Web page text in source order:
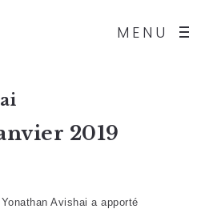
MENU
2019
Avishai a apporté